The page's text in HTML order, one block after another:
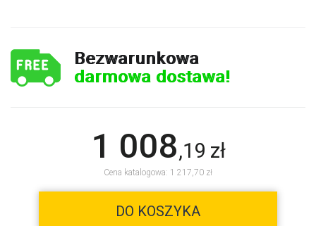
Bezwarunkowa
darmowa dostawa!
1 008,19 zł
Cena katalogowa: 1 217,70 zł
DO KOSZYKA